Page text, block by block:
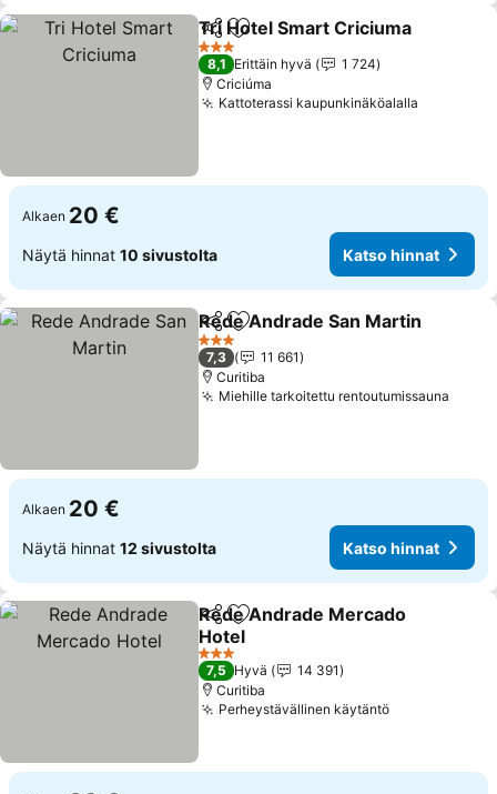
Jaa Lisää suosikkeihin
Tri Hotel Smart Criciuma
3 Tähtiluokitus
8,1 Erittäin hyvä
1 724
Criciúma
Kattoterassi kaupunkinäköalalla
Alkaen 20 €
Näytä hinnat 10 sivustolta Katso hinnat
Jaa Lisää suosikkeihin
Rede Andrade San Martin
3 Tähtiluokitus
7,3
11 661
Curitiba
Miehille tarkoitettu rentoutumissauna
Alkaen 20 €
Näytä hinnat 12 sivustolta Katso hinnat
Jaa Lisää suosikkeihin
Rede Andrade Mercado
Hotel
3 Tähtiluokitus
7,5 Hyvä
14 391
Curitiba
Perheystävällinen käytäntö